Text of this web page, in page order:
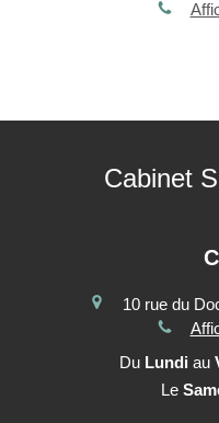
Cabinet
10 rue du
Du Lundi au
Le